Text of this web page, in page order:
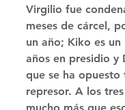
Virgilio fue
meses de cárcel,
un año; Kiko es
años en presidio y
que se ha opuesto
represor. A los